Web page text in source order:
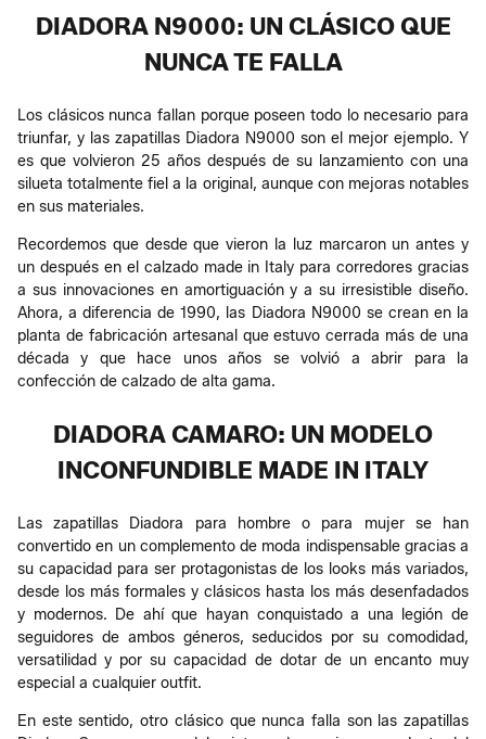
DIADORA N9000: UN CLÁSICO QUE
NUNCA TE FALLA
Los clásicos nunca fallan porque poseen todo lo necesario para
triunfar, y las zapatillas Diadora N9000 son el mejor ejemplo. Y
es que volvieron 25 años después de su lanzamiento con una
silueta totalmente fiel a la original, aunque con mejoras notables
en sus materiales.
Recordemos que desde que vieron la luz marcaron un antes y
un después en el calzado made in Italy para corredores gracias
a sus innovaciones en amortiguación y a su irresistible diseño.
Ahora, a diferencia de 1990, las Diadora N9000 se crean en la
planta de fabricación artesanal que estuvo cerrada más de una
década y que hace unos años se volvió a abrir para la
confección de calzado de alta gama.
DIADORA CAMARO: UN MODELO
INCONFUNDIBLE MADE IN ITALY
Las zapatillas Diadora para hombre o para mujer se han
convertido en un complemento de moda indispensable gracias a
su capacidad para ser protagonistas de los looks más variados,
desde los más formales y clásicos hasta los más desenfadados
y modernos. De ahí que hayan conquistado a una legión de
seguidores de ambos géneros, seducidos por su comodidad,
versatilidad y por su capacidad de dotar de un encanto muy
especial a cualquier outfit.
En este sentido, otro clásico que nunca falla son las zapatillas